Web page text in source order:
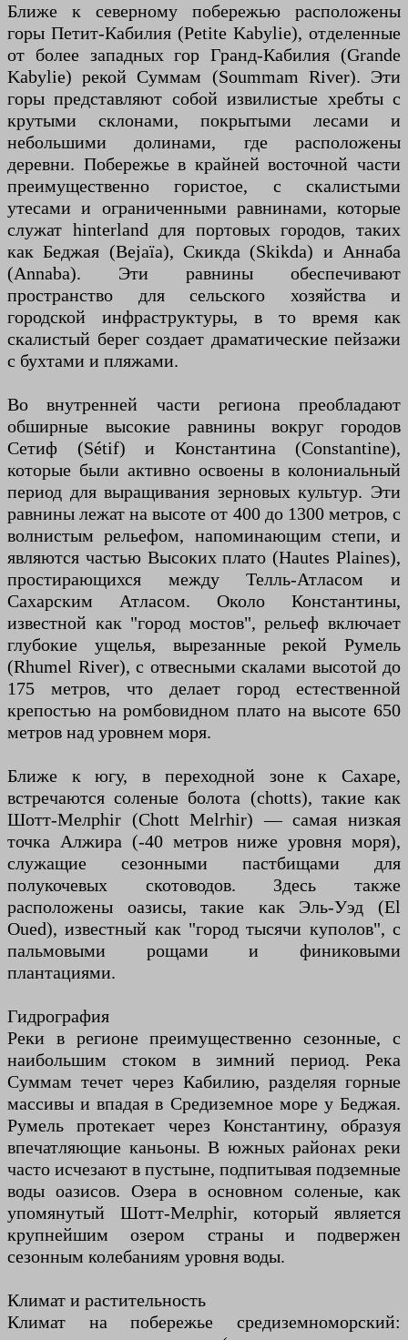
Ближе к северному побережью расположены
горы Петит-Кабилия (Petite Kabylie), отделенные
от более западных гор Гранд-Кабилия (Grande
Kabylie) рекой Суммам (Soummam River). Эти
горы представляют собой извилистые хребты с
крутыми склонами, покрытыми лесами и
небольшими долинами, где расположены
деревни. Побережье в крайней восточной части
преимущественно гористое, с скалистыми
утесами и ограниченными равнинами, которые
служат hinterland для портовых городов, таких
как Беджая (Bejaïa), Скикда (Skikda) и Аннаба
(Annaba). Эти равнины обеспечивают
пространство для сельского хозяйства и
городской инфраструктуры, в то время как
скалистый берег создает драматические пейзажи
с бухтами и пляжами.
Во внутренней части региона преобладают
обширные высокие равнины вокруг городов
Сетиф (Sétif) и Константина (Constantine),
которые были активно освоены в колониальный
период для выращивания зерновых культур. Эти
равнины лежат на высоте от 400 до 1300 метров, с
волнистым рельефом, напоминающим степи, и
являются частью Высоких плато (Hautes Plaines),
простирающихся между Телль-Атласом и
Сахарским Атласом. Около Константины,
известной как "город мостов", рельеф включает
глубокие ущелья, вырезанные рекой Румель
(Rhumel River), с отвесными скалами высотой до
175 метров, что делает город естественной
крепостью на ромбовидном плато на высоте 650
метров над уровнем моря.
Ближе к югу, в переходной зоне к Сахаре,
встречаются соленые болота (chotts), такие как
Шотт-Мелрhir (Chott Melrhir) — самая низкая
точка Алжира (-40 метров ниже уровня моря),
служащие сезонными пастбищами для
полукочевых скотоводов. Здесь также
расположены оазисы, такие как Эль-Уэд (El
Oued), известный как "город тысячи куполов", с
пальмовыми рощами и финиковыми
плантациями.
Гидрография
Реки в регионе преимущественно сезонные, с
наибольшим стоком в зимний период. Река
Суммам течет через Кабилию, разделяя горные
массивы и впадая в Средиземное море у Беджая.
Румель протекает через Константину, образуя
впечатляющие каньоны. В южных районах реки
часто исчезают в пустыне, подпитывая подземные
воды оазисов. Озера в основном соленые, как
упомянутый Шотт-Мелрhir, который является
крупнейшим озером страны и подвержен
сезонным колебаниям уровня воды.
Климат и растительность
Климат на побережье средиземноморский: